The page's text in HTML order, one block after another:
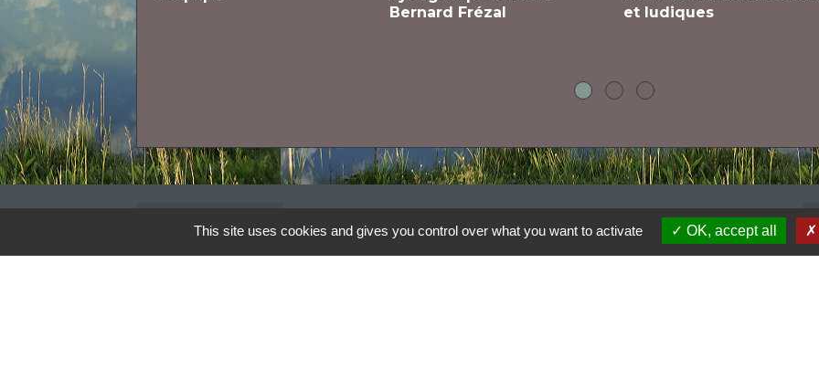
Bernard Frézal
et ludiques
Contacts
This site uses cookies and gives you control over what you want to activate OK, accept all